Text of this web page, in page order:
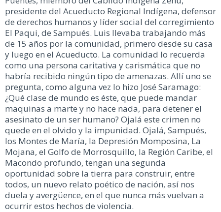
presidente del Acueducto Regional Indígena, defensor
de derechos humanos y líder social del corregimiento
El Paqui, de Sampués. Luis llevaba trabajando más
de 15 años por la comunidad, primero desde su casa
y luego en el Acueducto. La comunidad lo recuerda
como una persona caritativa y carismática que no
habría recibido ningún tipo de amenazas. Allí uno se
pregunta, como alguna vez lo hizo José Saramago:
¿Qué clase de mundo es éste, que puede mandar
maquinas a marte y no hace nada, para detener el
asesinato de un ser humano? Ojalá este crimen no
quede en el olvido y la impunidad. Ojalá, Sampués,
los Montes de María, la Depresión Momposina, La
Mojana, el Golfo de Morrosquillo, la Región Caribe, el
Macondo profundo, tengan una segunda
oportunidad sobre la tierra para construir, entre
todos, un nuevo relato poético de nación, así nos
duela y avergüence, en el que nunca más vuelvan a
ocurrir estos hechos de violencia.